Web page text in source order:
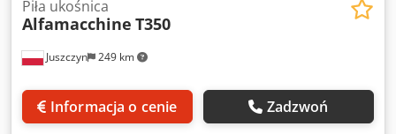
Juszczyn 249 km
Piła ukośnica
Alfamacchine T350
Informacja o cenie Zadzwoń